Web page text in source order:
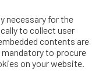
necessary for the
to collect user
contents are
to procure
on your website.